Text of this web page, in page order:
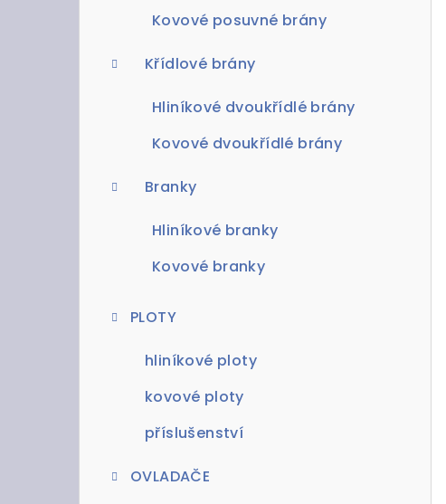
Kovové posuvné brány
Křídlové brány
Hliníkové dvoukřídlé brány
Kovové dvoukřídlé brány
Branky
Hliníkové branky
Kovové branky
PLOTY
hliníkové ploty
kovové ploty
příslušenství
OVLADAČE